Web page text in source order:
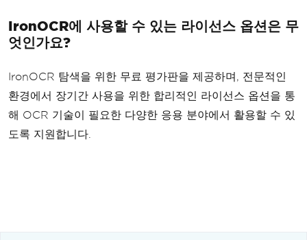
IronOCR에 사용할 수 있는 라이선스 옵션은 무
엇인가요?
IronOCR 탐색을 위한 무료 평가판을 제공하며, 전문적인
환경에서 장기간 사용을 위한 합리적인 라이선스 옵션을 통
해 OCR 기술이 필요한 다양한 응용 분야에서 활용할 수 있
도록 지원합니다.